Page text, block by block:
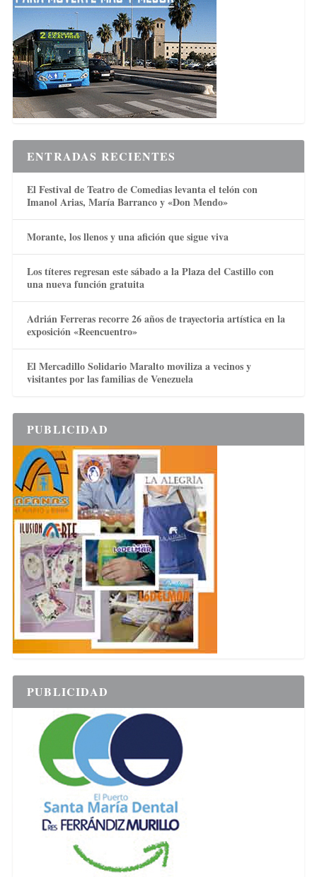
ENTRADAS RECIENTES
El Festival de Teatro de Comedias levanta el telón con
Imanol Arias, María Barranco y «Don Mendo»
Morante, los llenos y una afición que sigue viva
Los títeres regresan este sábado a la Plaza del Castillo con
una nueva función gratuita
Adrián Ferreras recorre 26 años de trayectoria artística en la
exposición «Reencuentro»
El Mercadillo Solidario Maralto moviliza a vecinos y
visitantes por las familias de Venezuela
PUBLICIDAD
PUBLICIDAD